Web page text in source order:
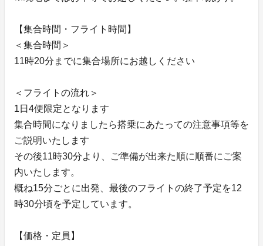
【集合時間・フライト時間】
＜集合時間＞
11時20分までに集合場所にお越しください
＜フライトの流れ＞
1日4便限定となります
集合時間になりましたら搭乗にあたっての注意事項等を
ご説明いたします
その後11時30分より、ご準備が出来た順に順番にご案
内いたします。
概ね15分ごとに出発、最後のフライトの終了予定を12
時30分頃を予定しています。
【価格・定員】